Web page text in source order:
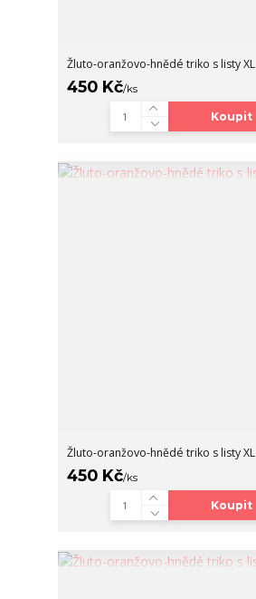
Žluto-oranžovo-hnědé triko s listy XL
450 Kč/ks
Koupit
Žluto-oranžovo-hnědé triko s listy XL
450 Kč/ks
Koupit